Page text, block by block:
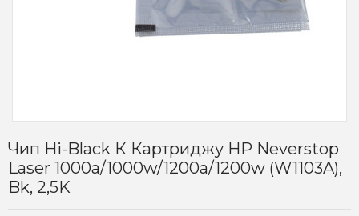
Чип Hi-Black К Картриджу HP Neverstop
Laser 1000a/1000w/1200a/1200w (W1103A),
Bk, 2,5K